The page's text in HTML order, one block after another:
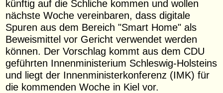
künftig auf die Schliche kommen und wollen
nächste Woche vereinbaren, dass digitale
Spuren aus dem Bereich "Smart Home" als
Beweismittel vor Gericht verwendet werden
können. Der Vorschlag kommt aus dem CDU
geführten Innenministerium Schleswig-Holsteins
und liegt der Innenministerkonferenz (IMK) für
die kommenden Woche in Kiel vor.